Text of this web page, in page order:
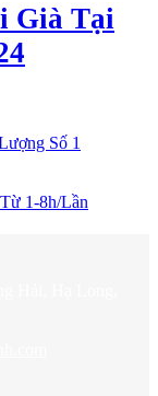
Già Tại
Số 1
1-8h/Lần